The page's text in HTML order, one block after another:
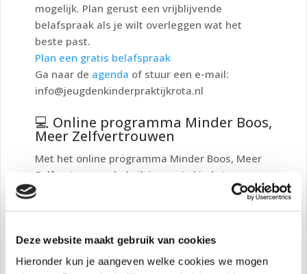
Deze website maakt gebruik van cookies
Hieronder kun je aangeven welke cookies we mogen
mogelijk. Plan gerust een vrijblijvende
belafspraak als je wilt overleggen wat het
beste past.
Plan een gratis belafspraak
Ga naar de agenda of stuur een e-mail:
info@jeugdenkinderpraktijkrota.nl
💻 Online programma Minder Boos,
Meer Zelfvertrouwen
Met het online programma Minder Boos, Meer
Zelfvertrouwen
help ik jou en je kind stap voor
stap vooruit. We werken drie maanden
intensief samen aan het versterken van
Er is geen wachtlijst – je kunt dus starten
wanneer het voor jullie uitkomt. Wil je meer